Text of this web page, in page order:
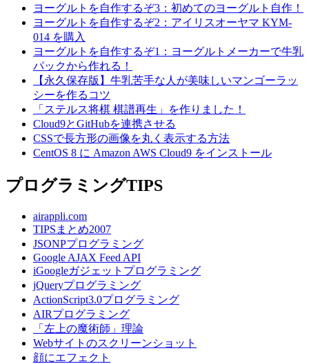
ヨーグルトを自作するぞ3：初めてのヨーグルト自作！
ヨーグルトを自作するぞ2：アイリスオーヤマ KYM-
014 を購入
ヨーグルトを自作するぞ1：ヨーグルトメーカーで牛乳
パックから作れる！
【永久保存版】牛乳苦手な人が美味しいマンゴーラッ
シーを作るコツ
「ステルス将棋 棋譜再生」を作りました！
Cloud9とGitHubを連携させる
CSSで長方形の画像を丸く表示する方法
CentOS 8 に Amazon AWS Cloud9 をインストール
プログラミングTIPS
airappli.com
TIPSまとめ2007
JSONPプログラミング
Google AJAX Feed API
iGoogleガジェットプログラミング
jQueryプログラミング
ActionScript3.0プログラミング
AIRプログラミング
「左上の魔術師」理論
Webサイトのスクリーンショット
顔にエフェクト